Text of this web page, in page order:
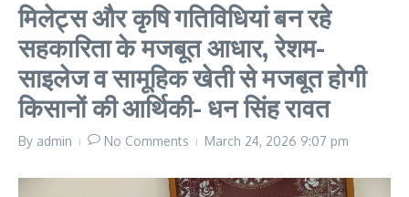
मिलेट्स और कृषि गतिविधियां बन रहे
सहकारिता के मजबूत आधार, रेशम-
साइलेज व सामूहिक खेती से मजबूत होगी
किसानों की आर्थिकी- धन सिंह रावत
By admin No Comments March 24, 2026 9:07 pm